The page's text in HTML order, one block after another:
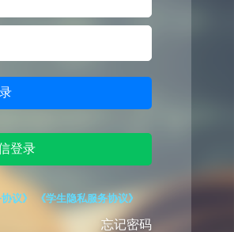
登录
议》 《学生隐私服务协议》
忘记密码